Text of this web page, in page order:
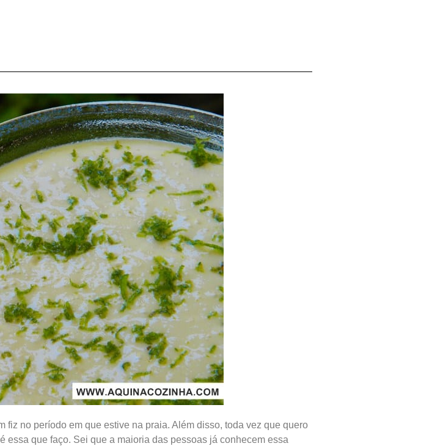
fiz no período em que estive na praia. Além disso, toda vez que quero
essa que faço. Sei que a maioria das pessoas já conhecem essa